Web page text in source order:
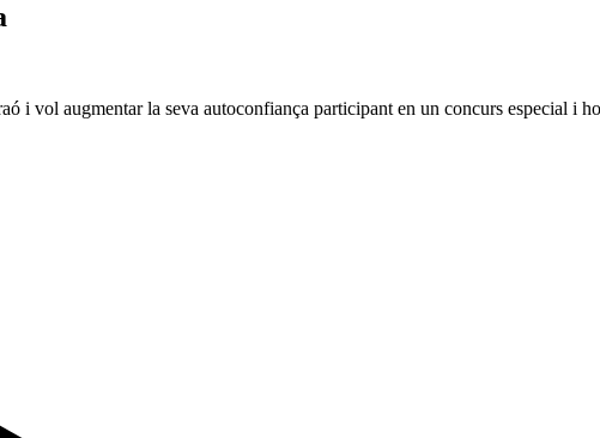
i vol augmentar la seva autoconfiança participant en un concurs especial i